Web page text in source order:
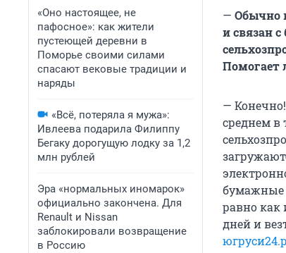
«Оно настоящее, не
пафосное»: как жители
пустеющей деревни в
Поморье своими силами
спасают вековые традиции и
наряды
«Всё, потеряла я мужа»:
Ивлеева подарила Филиппу
Бегаку дорогущую лодку за 1,2
млн рублей
Эра «нормальных иномарок»
официально закончена. Для
Renault и Nissan
заблокировали возвращение
в Россию
— Обычно
и связан
Помогает
—
среднем в
бумажные
равно как
дней и